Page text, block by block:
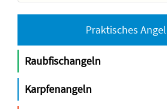
Praktisches
Raubfischangeln
Karpfenangeln